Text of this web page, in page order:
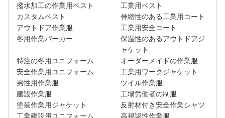
撥水加工の作業用ベスト
工業用ベスト
カスタムベスト
伸縮性のある工業用コート
アウトドア作業服
工業用安全コート
冬用作業パーカー
保温性のあるアウトドアジ
ャケット
特注の冬用ユニフォーム
オーダーメイドの作業服
安全作業用ユニフォーム
工業用ワークジャケット
男性用作業服
ツイル作業服
建設作業服
工場労働者の制服
塗装作業用ジャケット
反射材付き安全作業シャツ
工業建設用ユニフォーム
高視認性作業服